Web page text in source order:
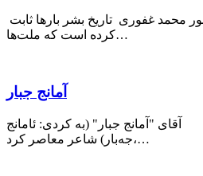
کرده است که ملت‌ها…
آمانج جبار
آقای "آمانج جبار" (به کردی: ئامانج
جەبار) شاعر معاصر کرد،…